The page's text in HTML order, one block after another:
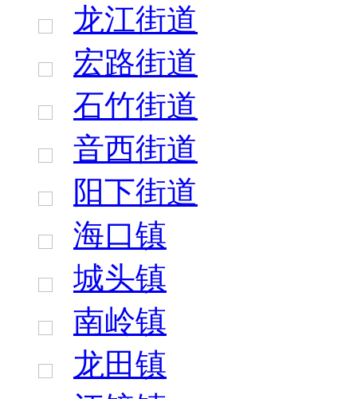
龙江街道
宏路街道
石竹街道
音西街道
阳下街道
海口镇
城头镇
南岭镇
龙田镇